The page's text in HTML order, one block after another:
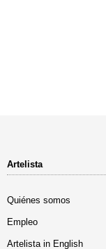
Artelista
Quiénes somos
Empleo
Artelista in English